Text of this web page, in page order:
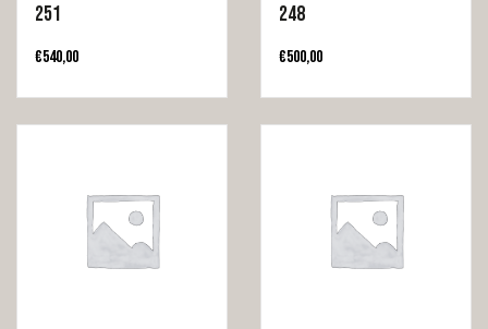
251
€540,00
248
€500,00